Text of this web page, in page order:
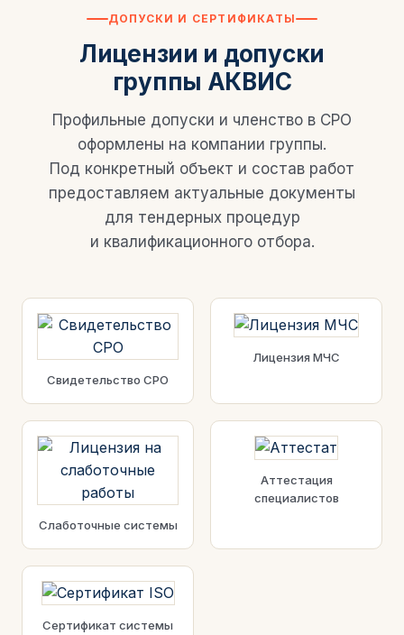
ДОПУСКИ И СЕРТИФИКАТЫ
Лицензии и допуски
группы АКВИС
Профильные допуски и членство в СРО
оформлены на компании группы.
Под конкретный объект и состав работ
предоставляем актуальные документы
для тендерных процедур
и квалификационного отбора.
Свидетельство СРО
Лицензия МЧС
Слаботочные системы
Аттестация
специалистов
Сертификат системы